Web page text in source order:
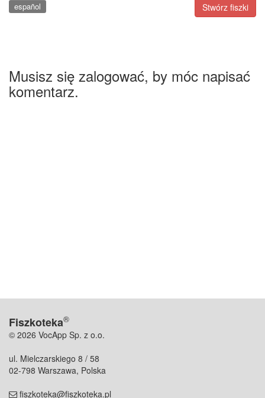
Stwórz fiszki
español
Musisz się zalogować, by móc napisać
komentarz.
Fiszkoteka®
© 2026 VocApp Sp. z o.o.
ul. Mielczarskiego 8 / 58
02-798 Warszawa, Polska
fiszkoteka@fiszkoteka.pl